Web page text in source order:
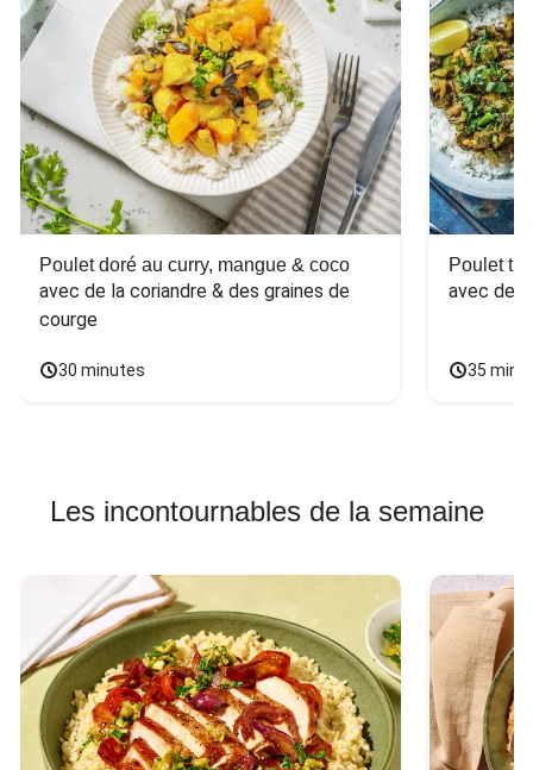
Poulet doré au curry, mangue & coco
avec de la coriandre & des graines de
courge
30 minutes
Poulet
avec des
35
Les incontournables de la semaine